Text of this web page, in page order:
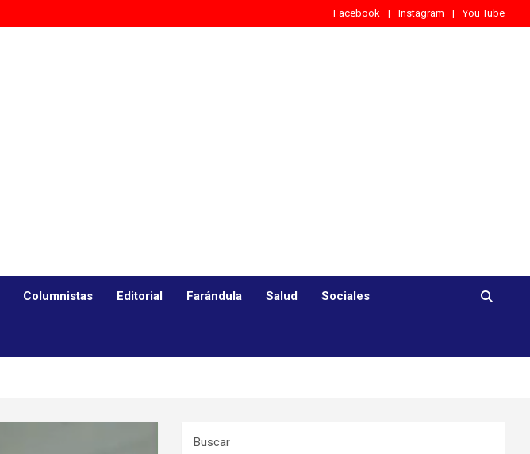
Facebook Instagram You Tube
Columnistas Editorial Farándula Salud Sociales
Buscar